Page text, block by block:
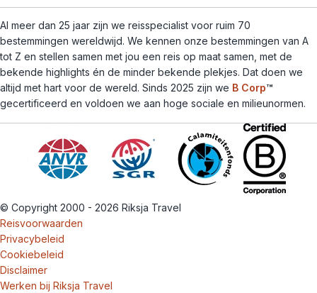
Al meer dan 25 jaar zijn we reisspecialist voor ruim 70
bestemmingen wereldwijd. We kennen onze bestemmingen van A
tot Z en stellen samen met jou een reis op maat samen, met de
bekende highlights én de minder bekende plekjes. Dat doen we
altijd met hart voor de wereld. Sinds 2025 zijn we B Corp™
gecertificeerd en voldoen we aan hoge sociale en milieunormen.
© Copyright 2000 - 2026 Riksja Travel
Reisvoorwaarden
Privacybeleid
Cookiebeleid
Disclaimer
Werken bij Riksja Travel